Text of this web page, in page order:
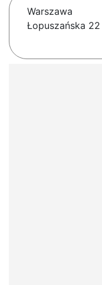
Warszawa
Łopuszańska 22